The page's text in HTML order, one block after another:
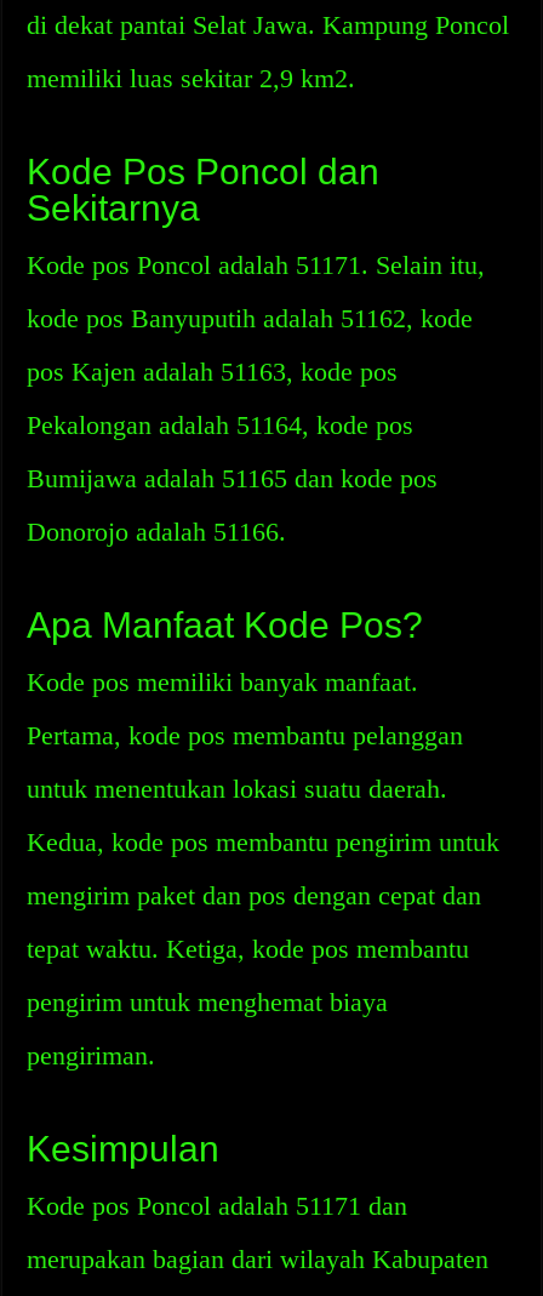
di dekat pantai Selat Jawa. Kampung Poncol
memiliki luas sekitar 2,9 km2.
Kode Pos Poncol dan
Sekitarnya
Kode pos Poncol adalah 51171. Selain itu,
kode pos Banyuputih adalah 51162, kode
pos Kajen adalah 51163, kode pos
Pekalongan adalah 51164, kode pos
Bumijawa adalah 51165 dan kode pos
Donorojo adalah 51166.
Apa Manfaat Kode Pos?
Kode pos memiliki banyak manfaat.
Pertama, kode pos membantu pelanggan
untuk menentukan lokasi suatu daerah.
Kedua, kode pos membantu pengirim untuk
mengirim paket dan pos dengan cepat dan
tepat waktu. Ketiga, kode pos membantu
pengirim untuk menghemat biaya
pengiriman.
Kesimpulan
Kode pos Poncol adalah 51171 dan
merupakan bagian dari wilayah Kabupaten